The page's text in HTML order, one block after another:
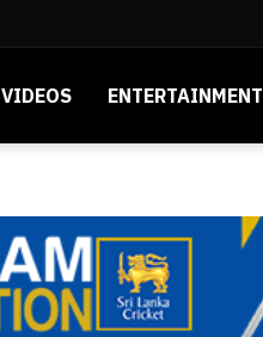
VIDEOS ENTERTAINMENT